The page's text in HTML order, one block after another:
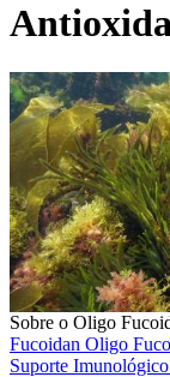
Sobre o Oligo
Fucoidan Oligo
Suporte Imunológico